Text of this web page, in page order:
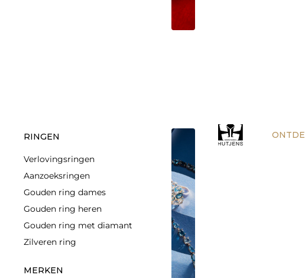
RINGEN
Verlovingsringen
Aanzoeksringen
Gouden ring dames
Gouden ring heren
Gouden ring met diamant
Zilveren ring
MERKEN